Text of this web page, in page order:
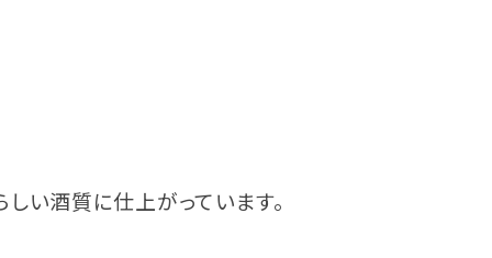
い酒質に仕上がっています。